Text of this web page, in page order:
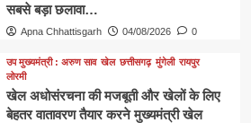
सबसे बड़ा छलावा…
Apna Chhattisgarh 04/08/2026 0
उप मुख्यमंत्री : अरुण साव खेल छत्तीसगढ़ मुंगेली रायपुर
लोरमी
खेल अधोसंरचना की मजबूती और खेलों के लिए
बेहतर वातावरण तैयार करने मुख्यमंत्री खेल